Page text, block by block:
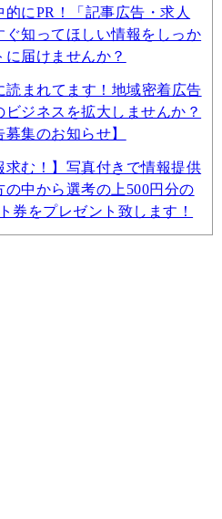
的にPR！「記事広告・求人
ぐ知ってほしい情報をしっか
に届けませんか？
読まれてます！地域密着広告
ビジネスを拡大しませんか？
募集のお知らせ】
求む！】写真付きで情報提供
の中から選考の上500円分の
券をプレゼント致します！